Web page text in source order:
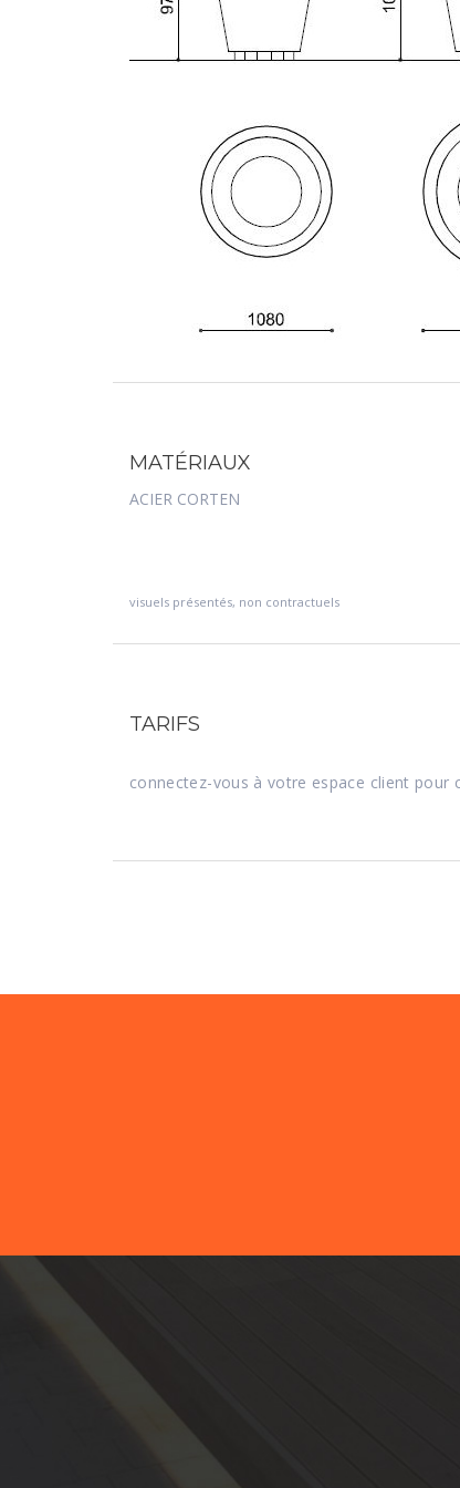
MATÉRIAUX
ACIER CORTEN
visuels présentés, non contractuels
TARIFS
connectez-vous à votre espace client pour